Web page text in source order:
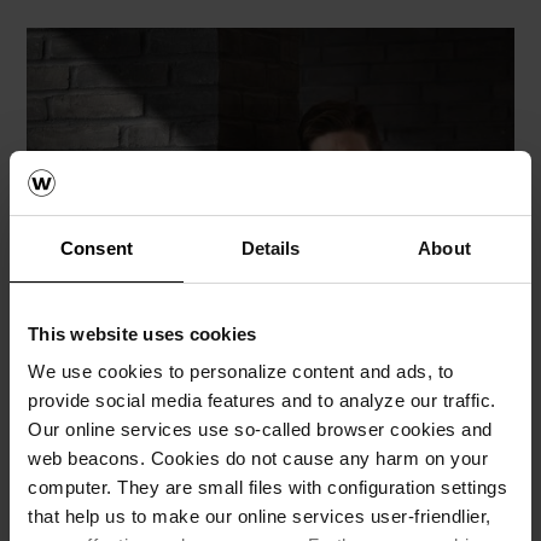
Consent Details About
This website uses cookies
We use cookies to personalize content and ads, to
provide social media features and to analyze our traffic.
Our online services use so-called browser cookies and
web beacons. Cookies do not cause any harm on your
computer. They are small files with configuration settings
that help us to make our online services user-friendlier,